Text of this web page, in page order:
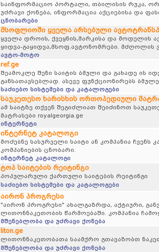
საინფორმაციო პორტალი, თბილისის რუკა,
უძრავი ქონება, ინფორმაცია აქციებისა და
ცნობარები
მსოფლიოში ყველა არსებული
ყველა დროის, ქვეყნის,მარკისა და მოდელის
ყიდვა-გაყიდვა,მსოფ.ავტონომრები. მძღოლის
ავტო-მოტო
ref.ge
შეამოკლე შენი საიტის ბმული და გახადე ის
განსათავსებლად. ასევე ფუნქციონირებს
საძიებო სისტემები და კატალოგები
საუკეთესო ხარისხის ორთოპედიული
ამ საიტზე თქვენ შეგიძლიათ შეიძინოთ
მატრასები royalgeorgia.ge
ინტერნეტი
ინტერნეტ კატალოგი
მოძებნე სასურველი საიტი ან კომპანია
კომპანიების ცნობარი.
ინტერნეტ კატალოგი
ტოპ საიტების რეიტინგი
პოპულარული ქართული საიტების რეიტინგი
საძიებო სისტემები და კატალოგები
აირონ პროგრესი
"აირონ პროგრესი" ახალგაზრდა, აქტიური,
ლითონნაკეთობის წარმოებაში. კომპანია
მშენებლობა და უძრავი ქონება
liton.ge
ლითონნაკეთობათა საამქრო გთავაზობთ
მშენებლობა და უძრავი ქონება